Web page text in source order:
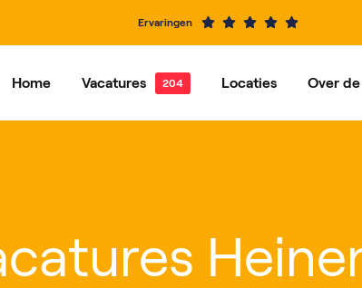
Ervaringen
Home Vacatures Locaties
Roosendaal Nieuwegein
Over